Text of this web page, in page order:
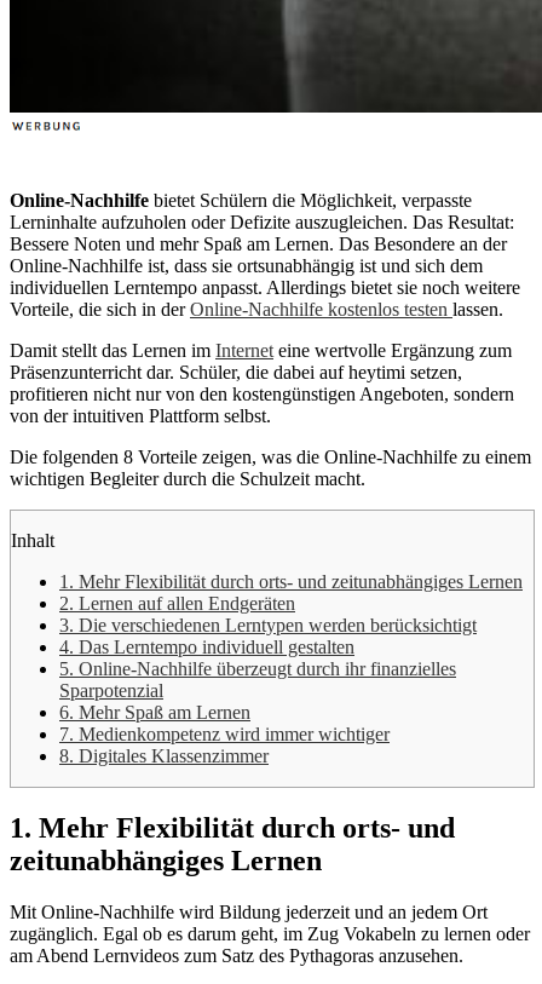
Online-Nachhilfe bietet Schülern die Möglichkeit, verpasste
Lerninhalte aufzuholen oder Defizite auszugleichen. Das Resultat:
Bessere Noten und mehr Spaß am Lernen. Das Besondere an der
Online-Nachhilfe ist, dass sie ortsunabhängig ist und sich dem
individuellen Lerntempo anpasst. Allerdings bietet sie noch weitere
Vorteile, die sich in derOnline-Nachhilfe kostenlos testen lassen.
Damit stellt das Lernen im Internet eine wertvolle Ergänzung zum
Präsenzunterricht dar. Schüler, die dabei auf heytimi setzen,
profitieren nicht nur von den kostengünstigen Angeboten, sondern
von der intuitiven Plattform selbst.
Die folgenden 8 Vorteile zeigen, was die Online-Nachhilfe zu einem
wichtigen Begleiter durch die Schulzeit macht.
Inhalt
1. Mehr Flexibilität durch orts- und zeitunabhängiges Lernen
2. Lernen auf allen Endgeräten
3. Die verschiedenen Lerntypen werden berücksichtigt
4. Das Lerntempo individuell gestalten
5. Online-Nachhilfe überzeugt durch ihr finanzielles
Sparpotenzial
6. Mehr Spaß am Lernen
7. Medienkompetenz wird immer wichtiger
8. Digitales Klassenzimmer
1. Mehr Flexibilität durch orts- und
zeitunabhängiges Lernen
Mit Online-Nachhilfe wird Bildung jederzeit und an jedem Ort
zugänglich. Egal ob es darum geht, im Zug Vokabeln zu lernen oder
am Abend Lernvideos zum Satz des Pythagoras anzusehen.